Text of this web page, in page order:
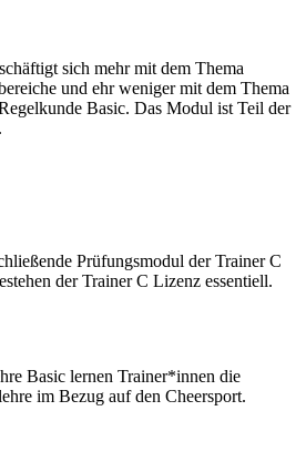
sich mehr mit dem Thema
und ehr weniger mit dem Thema
Basic. Das Modul ist Teil der
Prüfungsmodul der Trainer C
der Trainer C Lizenz essentiell.
Basic lernen Trainer*innen die
im Bezug auf den Cheersport.